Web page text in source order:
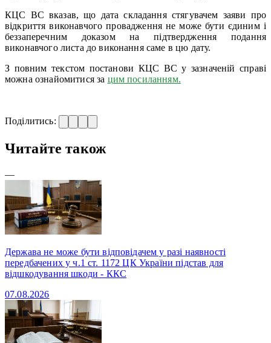
КЦС ВС вказав, що дата складання стягувачем заяви про
відкриття виконавчого провадження не може бути єдиним і
беззаперечним доказом на підтвердження подання
виконавчого листа до виконання саме в цю дату.
З повним текстом постанови КЦС ВС у зазначеній справі
можна ознайомитися за цим посиланням.
Поділитись:
Читайте також
—
Держава не може бути відповідачем у разі наявності
передбачених у ч.1 ст. 1172 ЦК України підстав для
відшкодування шкоди - ККС
07.08.2026